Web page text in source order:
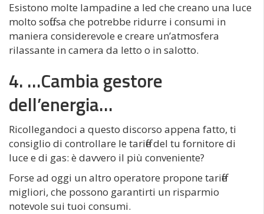
Esistono molte lampadine a led che creano una luce
molto soffusa che potrebbe ridurre i consumi in
maniera considerevole e creare un’atmosfera
rilassante in camera da letto o in salotto.
4. …Cambia gestore
dell’energia…
Ricollegandoci a questo discorso appena fatto, ti
consiglio di controllare le tariffe del tu fornitore di
luce e di gas: è davvero il più conveniente?
Forse ad oggi un altro operatore propone tariffe
migliori, che possono garantirti un risparmio
notevole sui tuoi consumi.